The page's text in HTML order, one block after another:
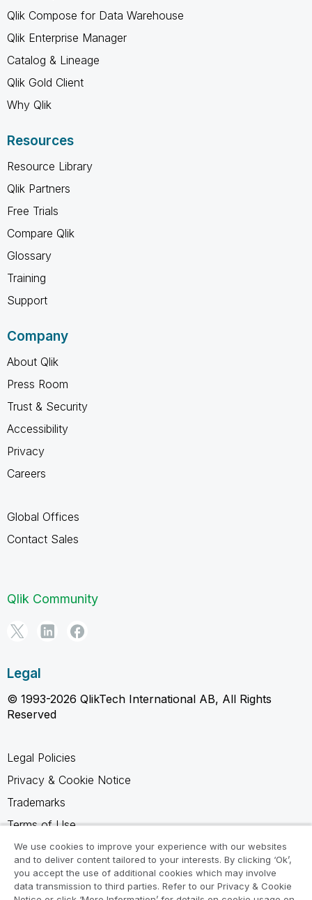
Qlik Compose for Data Warehouse
Qlik Enterprise Manager
Catalog & Lineage
Qlik Gold Client
Why Qlik
Resources
Resource Library
Qlik Partners
Free Trials
Compare Qlik
Glossary
Training
Support
Company
About Qlik
Press Room
Trust & Security
Accessibility
Privacy
Careers
Global Offices
Contact Sales
Qlik Community
Legal
© 1993-2026 QlikTech International AB, All Rights
Reserved
Legal Policies
Privacy & Cookie Notice
Trademarks
Terms of Use
Legal Agreements
Product Terms
Do not share my info
We use cookies to improve your experience with our websites
and to deliver content tailored to your interests. By clicking ‘Ok’,
you accept the use of additional cookies which may involve
data transmission to third parties. Refer to our Privacy & Cookie